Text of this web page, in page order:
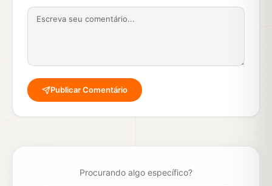
Publicar Comentário
Procurando algo específico?